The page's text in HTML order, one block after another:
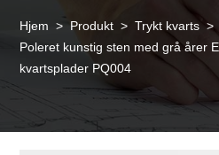
Hjem > Produkt > Trykt kvarts >
Poleret kunstig sten med grå årer
kvartsplader PQ004